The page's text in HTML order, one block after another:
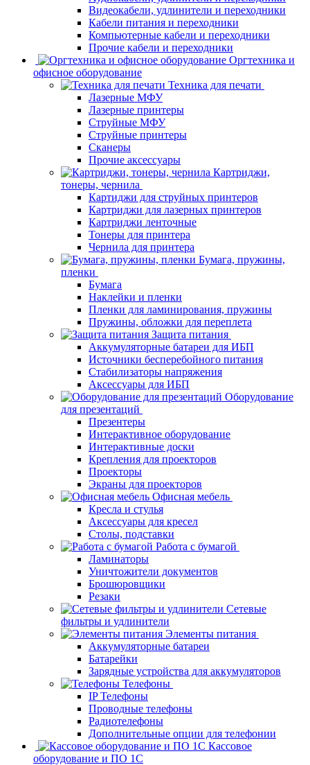
Видеокабели, удлинители и переходники
Кабели питания и переходники
Компьютерные кабели и переходники
Прочие кабели и переходники
Оргтехника и
офисное оборудование
Техника для печати
Лазерные МФУ
Лазерные принтеры
Струйные МФУ
Струйные принтеры
Сканеры
Прочие аксессуары
Картриджи,
тонеры, чернила
Картиджи для струйных принтеров
Картриджи для лазерных принтеров
Картриджи ленточные
Тонеры для принтера
Чернила для принтера
Бумага, пружины,
пленки
Бумага
Наклейки и пленки
Пленки для ламинирования, пружины
Пружины, обложки для переплета
Защита питания
Аккумуляторные батареи для ИБП
Источники бесперебойного питания
Стабилизаторы напряжения
Аксессуары для ИБП
Оборудование
для презентаций
Презентеры
Интерактивное оборудование
Интерактивные доски
Крепления для проекторов
Проекторы
Экраны для проекторов
Офисная мебель
Кресла и стулья
Аксессуары для кресел
Столы, подставки
Работа с бумагой
Ламинаторы
Уничтожители документов
Брошюровщики
Резаки
Сетевые
фильтры и удлинители
Элементы питания
Аккумуляторные батареи
Батарейки
Зарядные устройства для аккумуляторов
Телефоны
IP Телефоны
Проводные телефоны
Радиотелефоны
Дополнительные опции для телефонии
Кассовое
оборудование и ПО 1С